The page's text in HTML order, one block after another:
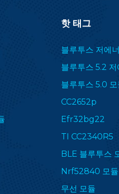
핫 태그
블루투스 저에
블루투스 5.2
블루투스 5.0 모
CC2652p
Efr32bg22
TI CC2340R5
BLE 블루투스
Nrf52840 모듈
무선 모듈